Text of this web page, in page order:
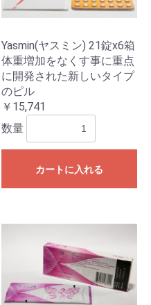
Yasmin(ヤスミン) 21錠x6箱
体重増加をなくす事に重点
に開発された新しいタイプ
のピル
￥15,741
数量
カートに入れる